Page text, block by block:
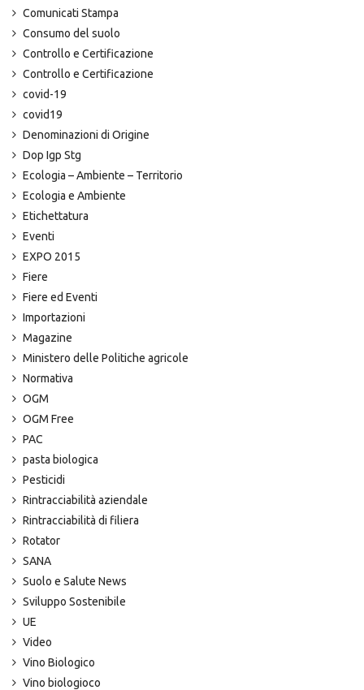
Comunicati Stampa
Consumo del suolo
Controllo e Certificazione
Controllo e Certificazione
covid-19
covid19
Denominazioni di Origine
Dop Igp Stg
Ecologia – Ambiente – Territorio
Ecologia e Ambiente
Etichettatura
Eventi
EXPO 2015
Fiere
Fiere ed Eventi
Importazioni
Magazine
Ministero delle Politiche agricole
Normativa
OGM
OGM Free
PAC
pasta biologica
Pesticidi
Rintracciabilità aziendale
Rintracciabilità di filiera
Rotator
SANA
Suolo e Salute News
Sviluppo Sostenibile
UE
Video
Vino Biologico
Vino biologioco